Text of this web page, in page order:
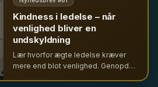
Kindness i ledelse – når
venlighed bliver en
undskyldning
Lær hvorfor ægte ledelse kræver
mere end blot venlighed. Genopdag